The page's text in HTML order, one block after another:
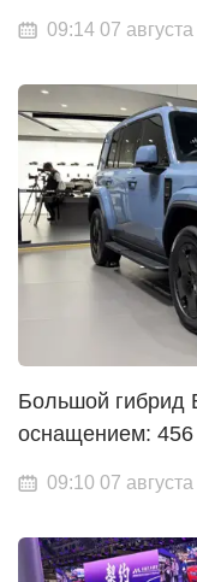
09:14 07
Большой гибрид
оснащением:
09:10 07